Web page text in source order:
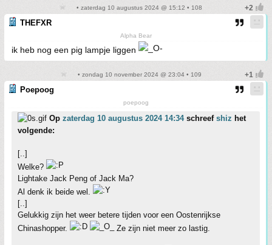
• zaterdag 10 augustus 2024 @ 15:12 • 108
THEFXR
Alpha Bear
ik heb nog een pig lampje liggen
• zondag 10 november 2024 @ 23:04 • 109
Poepoog
poepoog
Op zaterdag 10 augustus 2024 14:34schreef shiz het
volgende:
[..]
Welke?
Lightake Jack Peng of Jack Ma?
Al denk ik beide wel.
[..]
Gelukkig zijn het weer betere tijden voor een Oostenrijkse
Chinashopper.
Ze zijn niet meer zo lastig.